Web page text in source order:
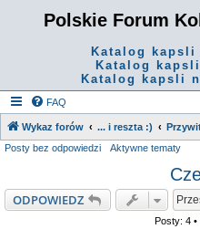
Polskie Forum
Katalog kapsli
Katalog
Katalog kapsli
FAQ
Wykaz forów ... i reszta :)
Posty bez odpowiedzi Aktywne tematy
ODPOWIEDZ
Posty: 4 •